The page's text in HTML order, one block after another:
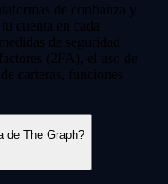
de confianza y
cuenta en cada
de seguridad
(2FA), el uso de
carteras, funciones
de The Graph?